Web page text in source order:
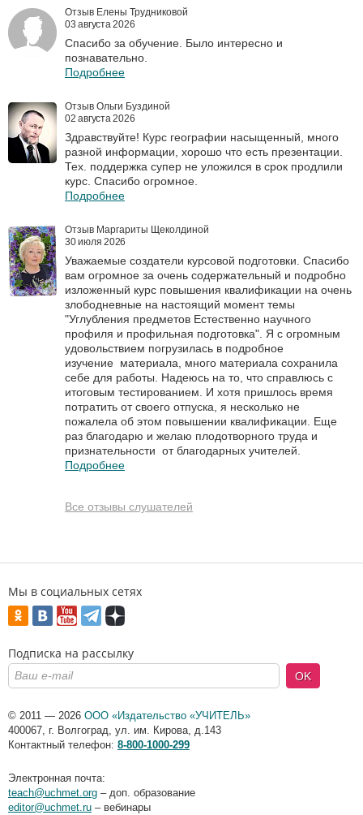
Отзыв Елены Трудниковой
03 августа 2026
Спасибо за обучение. Было интересно и
познавательно.
Подробнее
Отзыв Ольги Буздиной
02 августа 2026
Здравствуйте! Курс географии насыщенный, много
разной информации, хорошо что есть презентации.
Тех. поддержка супер не уложился в срок продлили
курс. Спасибо огромное.
Подробнее
Отзыв Маргариты Щеколдиной
30 июля 2026
Уважаемые создатели курсовой подготовки. Спасибо
вам огромное за очень содержательный и подробно
изложенный курс повышения квалификации на очень
злободневные на настоящий момент темы
"Углубления предметов Естественно научного
профиля и профильная подготовка". Я с огромным
удовольствием погрузилась в подробное
изучение материала, много материала сохранила
себе для работы. Надеюсь на то, что справлюсь с
итоговым тестированием. И хотя пришлось время
потратить от своего отпуска, я несколько не
пожалела об этом повышении квалификации. Еще
раз благодарю и желаю плодотворного труда и
признательности от благодарных учителей.
Подробнее
Все отзывы слушателей
Мы в социальных сетях
Подписка на рассылку
OK
© 2011 — 2026 ООО «Издательство «УЧИТЕЛЬ»
400067, г. Волгоград, ул. им. Кирова, д.143
Контактный телефон: 8-800-1000-299
Электронная почта:
teach@uchmet.org – доп. образование
editor@uchmet.ru – вебинары